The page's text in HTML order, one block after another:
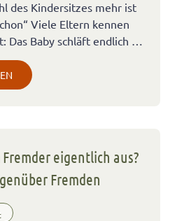
des Kindersitzes mehr ist
Viele Eltern kennen
Das Baby schläft endlich …
eigentlich aus?
Fremden